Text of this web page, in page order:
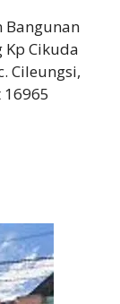
Bangunan
Kp Cikuda
Cileungsi,